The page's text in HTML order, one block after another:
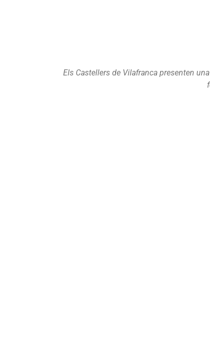
Els Castellers de Vilafranca presenten